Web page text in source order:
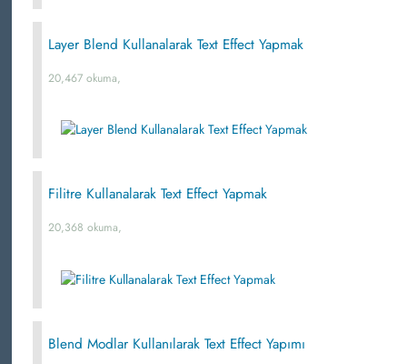
Layer Blend Kullanalarak Text Effect Yapmak
20,467 okuma,
Filitre Kullanalarak Text Effect Yapmak
20,368 okuma,
Blend Modlar Kullanılarak Text Effect Yapımı